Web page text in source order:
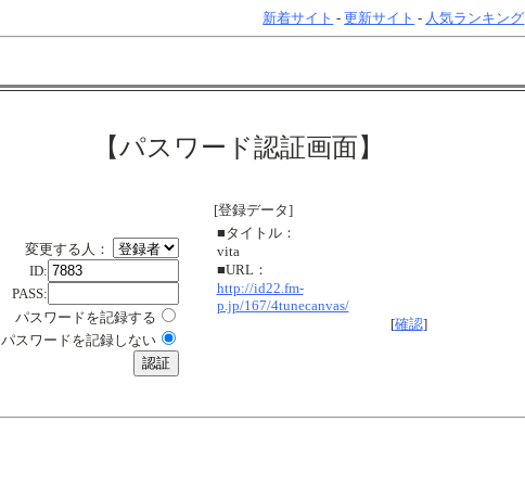
新着サイト -更新サイト - 人気ランキング
【パスワード認証画面】
変更する人：
ID:
PASS:
パスワードを記録する
パスワードを記録しない
[登録データ]
■タイトル：
vita
■URL：
http://id22.fm-
p.jp/167/4tunecanvas/
[確認]